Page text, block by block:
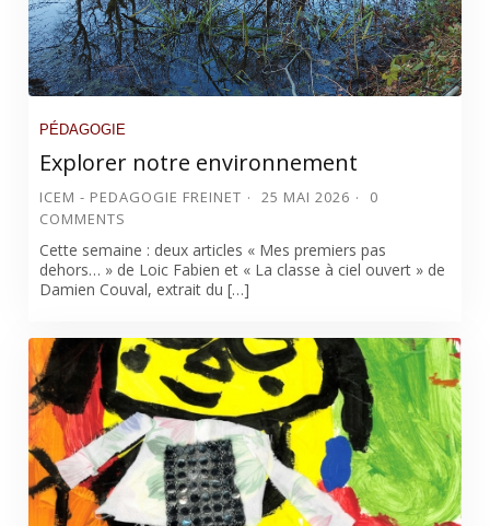
PÉDAGOGIE
Explorer notre environnement
ICEM - PEDAGOGIE FREINET 25 MAI 2026
0
COMMENTS
Cette semaine : deux articles « Mes premiers pas
dehors… » de Loic Fabien et « La classe à ciel ouvert » de
Damien Couval, extrait du […]